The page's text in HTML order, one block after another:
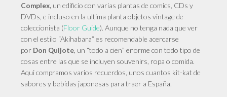
Complex, un edificio con varias plantas de comics, CDs y
DVDs, e incluso en la ultima planta objetos vintage de
coleccionista (Floor Guide). Aunque no tenga nada que ver
con el estilo “Akihabara” es recomendable acercarse
por Don Quijote , un “todo a cien” enorme con todo tipo de
cosas entre las que se incluyen souvenirs, ropa o comida.
Aqui compramos varios recuerdos, unos cuantos kit-kat de
sabores y bebidas japonesas para traer a España.